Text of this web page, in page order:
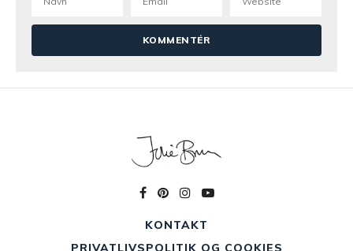
KONTAKT
PRIVATLIVSPOLITIK OG COOKIES